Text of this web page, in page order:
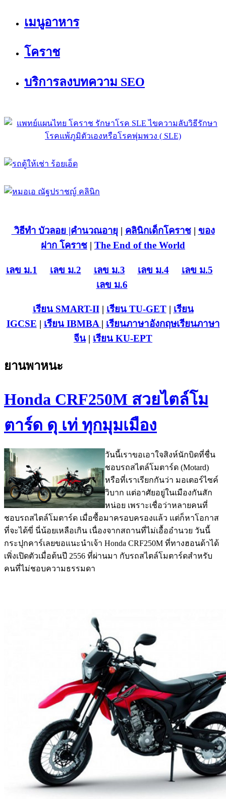
เมนูอาหาร
โคราช
บริการลงบทความ SEO
วิธีทำ บัวลอย |คำนวณอายุ | คลินิกเด็กโคราช| ของ
ฝาก โคราช | The End of the World
เลข ม.1 เลข ม.2 เลข ม.3 เลข ม.4
เลข ม.5
เลข ม.6
เรียน SMART-II| เรียน TU-GET| เรียน
IGCSE | เรียน IBMBA | เรียนภาษาอังกฤษเรียนภาษา
จีน | เรียน KU-EPT
ยานพาหนะ
Honda CRF250M สวยไตล์โม
ตาร์ด ดุ เท่ ทุกมุมเมือง
วันนี้เราขอเอาใจสิงห์นักบิดที่ชื่น
ชอบรถสไตล์โมตาร์ด (Motard)
หรือที่เราเรียกกันว่า มอเตอร์ไซค์
วิบาก แต่อาศัยอยู่ในเมืองกันสัก
หน่อย เพราะเชื่อว่าหลายคนที่
ชอบรถสไตล์โมตาร์ด เมื่อซื้อมาครอบครองแล้ว แต่ก็หาโอกาส
ที่จะได้ขี่ นี่น้อยเหลือเกิน เนื่องจากสถานที่ไม่เอื้ออำนวย วันนี้
กระปุกคาร์เลยขอแนะนำเจ้า Honda CRF250M ที่ทางฮอนด้าได้
เพิ่งเปิดตัวเมื่อต้นปี 2556 ที่ผ่านมา กับรถสไตล์โมตาร์ดสำหรับ
คนที่ไม่ชอบความธรรมดา